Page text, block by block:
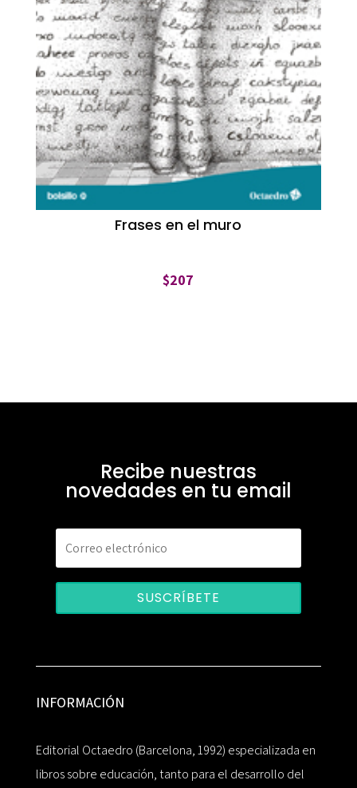
Frases en el muro
$207
Recibe nuestras
novedades en tu email
SUSCRÍBETE
INFORMACIÓN
Editorial Octaedro (Barcelona, 1992) especializada en
libros sobre educación, tanto para el desarrollo del